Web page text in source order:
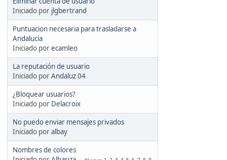
Iniciado por jlgbertrand
Puntuacion necesaria para trasladarse a
Andalucía
Iniciado porecamleo
La reputación de usuario
Iniciado porAndaluz 04
¿Bloquear usuarios?
Iniciado por Delacroix
No puedo enviar mensajes privados
Iniciado poralbay
Nombres de colores